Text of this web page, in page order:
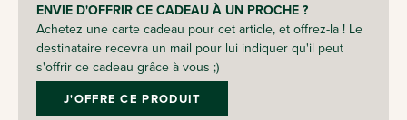
ENVIE D'OFFRIR CE CADEAU À UN PROCHE ?
Achetez une carte cadeau pour cet article, et offrez-la ! Le
destinataire recevra un mail pour lui indiquer qu'il peut
s'offrir ce cadeau grâce à vous ;)
J'OFFRE CE PRODUIT